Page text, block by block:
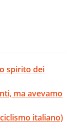
spirito dei
ma avevamo
italiano)